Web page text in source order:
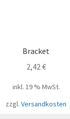
Bracket
2,42 €
inkl. 19 % MwSt.
zzgl. Versandkosten